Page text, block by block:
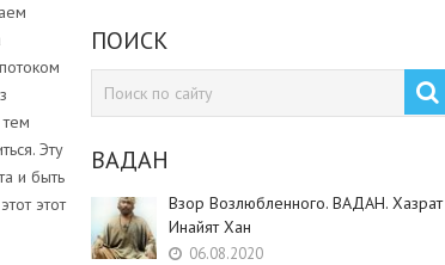
Эту
и быть
этот
ПОИСК
ВАДАН
Взор Возлюбленного. ВАДАН. Хазрат
Инайят Хан
06.08.2020